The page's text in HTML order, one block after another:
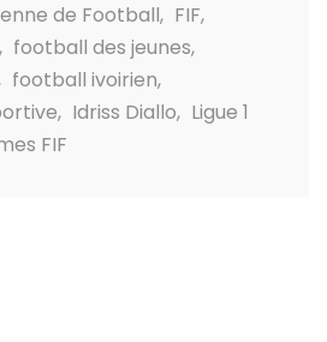
de Football, FIF,
, football des jeunes,
football ivoirien,
, Idriss Diallo, Ligue 1
FIF